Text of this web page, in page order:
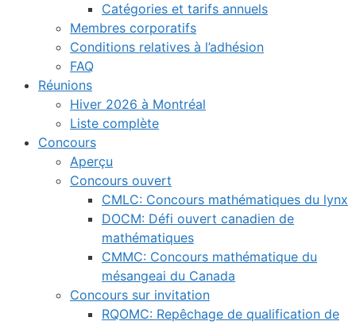
Catégories et tarifs annuels
Membres corporatifs
Conditions relatives à l’adhésion
FAQ
Réunions
Hiver 2026 à Montréal
Liste complète
Concours
Aperçu
Concours ouvert
CMLC: Concours mathématiques du lynx
DOCM: Défi ouvert canadien de
mathématiques
CMMC: Concours mathématique du
mésangeai du Canada
Concours sur invitation
RQOMC: Repêchage de qualification de